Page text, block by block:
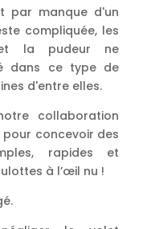
par manque d'un
compliquée, les
la pudeur ne
dans ce type de
d'entre elles.
collaboration
pour concevoir des
rapides et
à l’œil nu !